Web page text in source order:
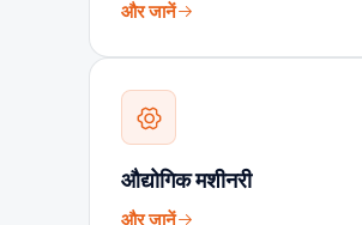
और जानें
औद्योगिक मशीनरी
और जानें